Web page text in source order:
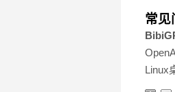
常见
Linux